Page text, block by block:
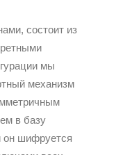
состоит из
мы
механизм
в базу
он шифруется